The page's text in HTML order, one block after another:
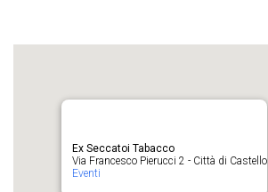
Ex Seccatoi Tabacco
Via Francesco Pierucci 2 - Città di Castello
Eventi